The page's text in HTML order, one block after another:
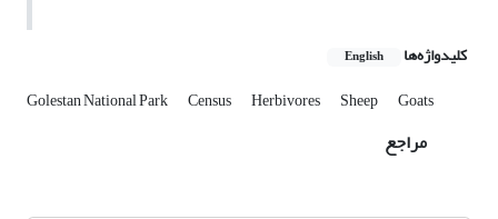
کلیدواژه‌ها English
Golestan National Park Census Herbivores Sheep Goats
مراجع